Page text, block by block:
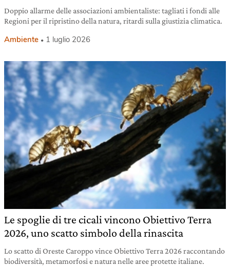
Doppio allarme delle associazioni ambientaliste: tagliati i fondi alle
Regioni per il ripristino della natura, ritardi sulla giustizia climatica.
Ambiente 1 luglio 2026
Le spoglie di tre cicali vincono Obiettivo Terra
2026, uno scatto simbolo della rinascita
Lo scatto di Oreste Caroppo vince Obiettivo Terra 2026 raccontando
biodiversità, metamorfosi e natura nelle aree protette italiane.